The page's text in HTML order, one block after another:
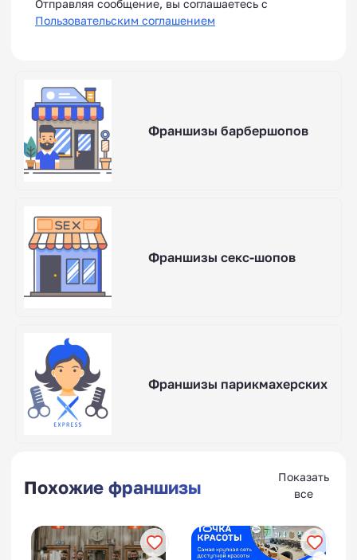
Отправляя сообщение, вы соглашаетесь с
Пользовательским соглашением
Франшизы барбершопов
Франшизы секс-шопов
Франшизы парикмахерских
Похожие франшизы
Показать
все